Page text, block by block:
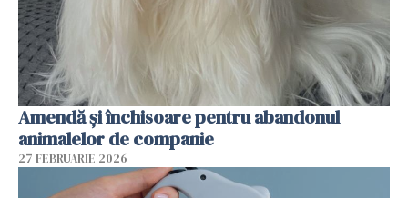
Amendă și închisoare pentru abandonul
animalelor de companie
27 FEBRUARIE 2026